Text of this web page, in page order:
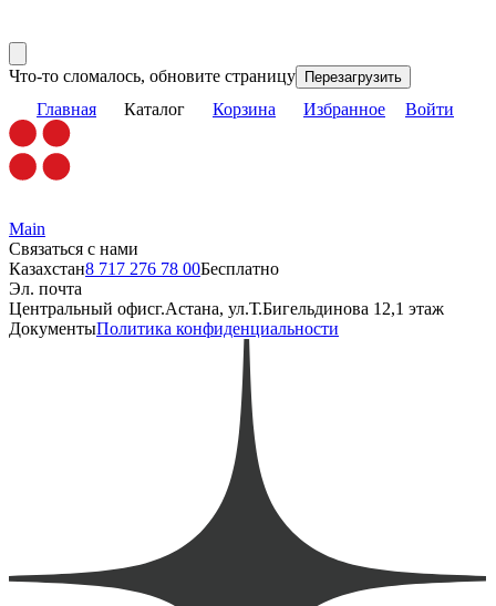
Что-то сломалось, обновите страницу Перезагрузить
Главная Каталог Корзина Избранное Войти
Main
Связаться с нами
Казахстан8 717 276 78 00Бесплатно
Эл. почта
Центральный офисг.Астана, ул.Т.Бигельдинова 12,1 этаж
ДокументыПолитика конфиденциальности